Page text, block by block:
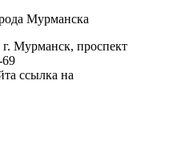
Мурманска
Мурманск, проспект
ссылка на